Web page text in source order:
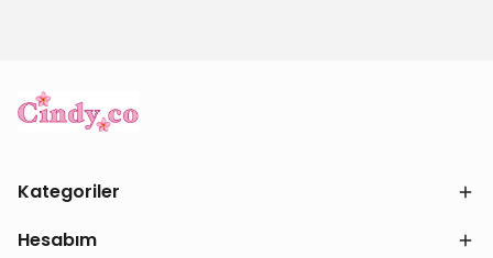
Kategoriler
Hesabım